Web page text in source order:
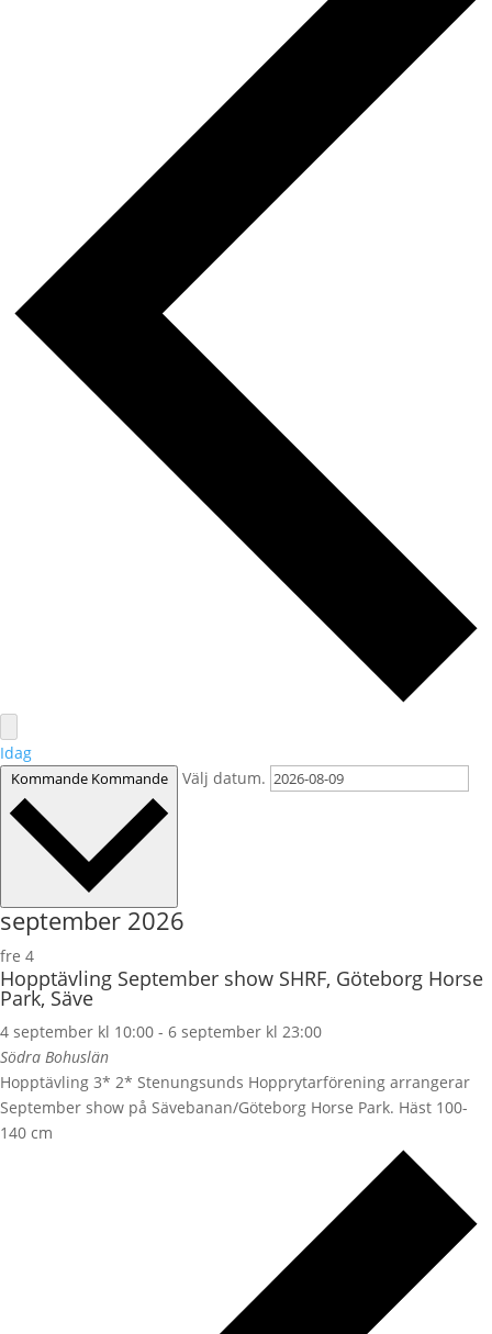
Idag
Kommande Kommande Välj datum.
september 2026
fre 4
Hopptävling September show SHRF, Göteborg Horse
Park, Säve
4 september kl 10:00 - 6 september kl 23:00
Södra Bohuslän
Hopptävling 3* 2* Stenungsunds Hopprytarförening arrangerar
September show på Sävebanan/Göteborg Horse Park. Häst 100-
140 cm